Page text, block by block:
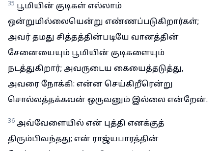
35 பூமியின் குடிகள் எல்லாம்
ஒன்றுமில்லையென்று எண்ணப்படுகிறார்கள்;
அவர் தமது சித்தத்தின்படியே வானத்தின்
சேனையையும் பூமியின் குடிகளையும்
நடத்துகிறார்; அவருடைய கையைத்தடுத்து,
அவரை நோக்கி: என்ன செய்கிறீரென்று
சொல்லத்தக்கவன் ஒருவனும் இல்லை என்றேன்.
36 அவ்வேளையில் என் புத்தி எனக்குத்
திரும்பிவந்தது; என் ராஜ்யபாரத்தின்